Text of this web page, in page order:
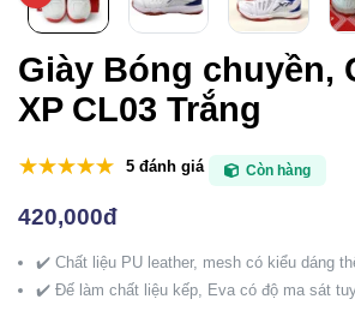
Giày Bóng chuyền,
XP CL03 Trắng
5 đánh giá Còn hàng
420,000đ
✔️ Chất liệu PU leather, mesh có kiểu dáng
✔️ Đế làm chất liệu kếp, Eva có độ ma sát